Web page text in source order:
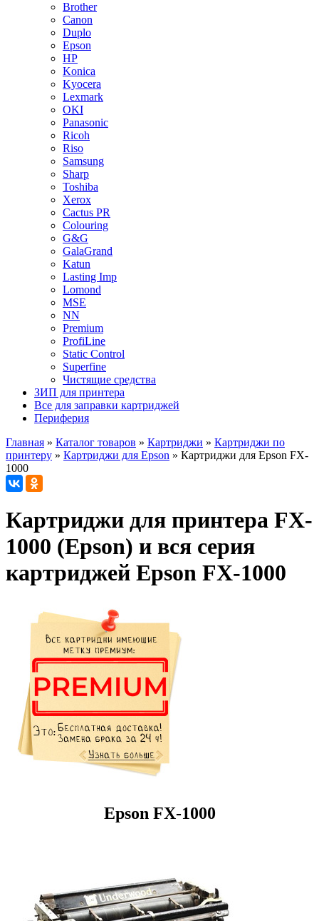
Brother
Canon
Duplo
Epson
HP
Konica
Kyocera
Lexmark
OKI
Panasonic
Ricoh
Riso
Samsung
Sharp
Toshiba
Xerox
Cactus PR
Colouring
G&G
GalaGrand
Katun
Lasting Imp
Lomond
MSE
NN
Premium
ProfiLine
Static Control
Superfine
Чистящие средства
ЗИП для принтера
Все для заправки картриджей
Периферия
Главная » Каталог товаров » Картриджи » Картриджи по
принтеру » Картриджи для Epson » Картриджи для Epson FX-
1000
Картриджи для принтера FX-
1000 (Epson) и вся серия
картриджей Epson FX-1000
Epson FX-1000